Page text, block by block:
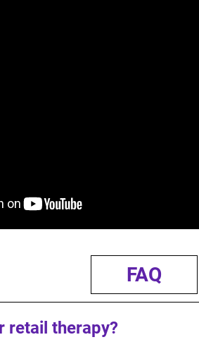
FAQ
retail therapy?